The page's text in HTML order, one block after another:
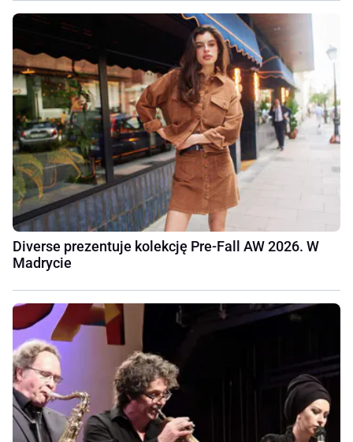
Diverse prezentuje kolekcję Pre-Fall AW 2026. W
Madrycie